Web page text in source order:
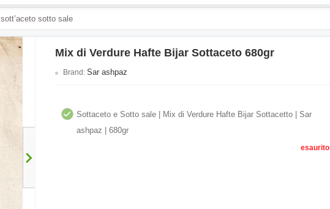
sott’aceto sotto sale
Mix di Verdure Hafte Bijar Sottaceto 680gr
Brand:Sar ashpaz
Sottaceto e Sotto sale | Mix di Verdure Hafte Bijar Sottacetto | Sar
ashpaz | 680gr
esaurito